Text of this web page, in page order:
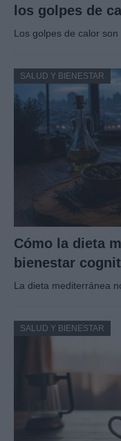
los golpes de
Los golpes de calor
SALUD Y BIENESTAR
Cómo la dieta
bienestar
La dieta mediterránea
SALUD Y BIENESTAR